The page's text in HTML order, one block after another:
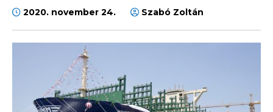
2020. november 24. Szabó Zoltán